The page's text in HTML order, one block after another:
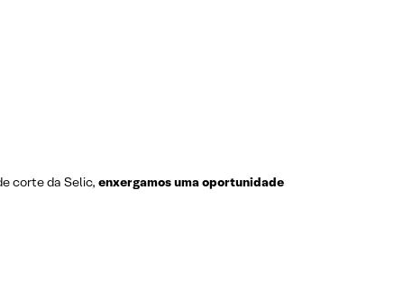
corte da Selic, enxergamos uma oportunidade